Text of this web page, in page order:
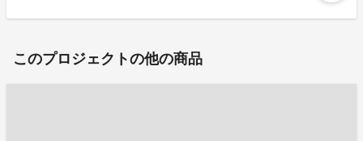
このプロジェクトの他の商品